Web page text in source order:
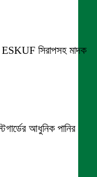
ESKUF সিরাপসহ মাদক
আধুনিক পানির